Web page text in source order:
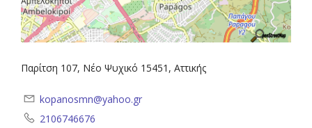
Παρίτση 107, Νέο Ψυχικό 15451, Αττικής
kopanosmn@yahoo.gr
2106746676